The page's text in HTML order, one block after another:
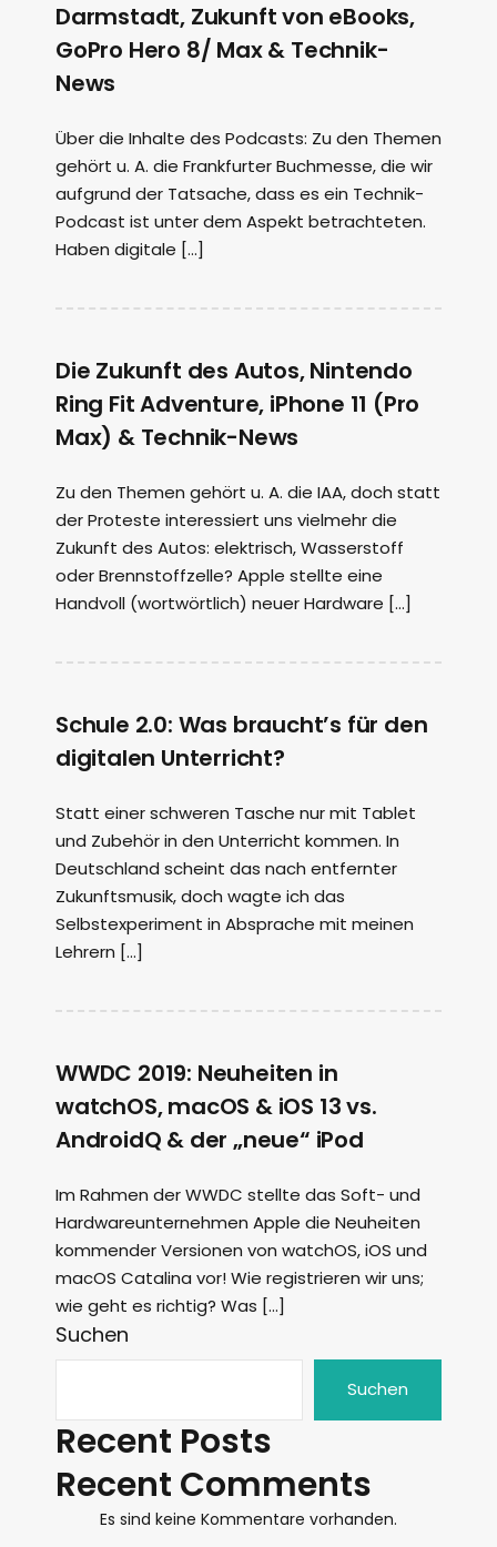
Darmstadt, Zukunft von eBooks,
GoPro Hero 8/ Max & Technik-
News
Über die Inhalte des Podcasts: Zu den Themen
gehört u. A. die Frankfurter Buchmesse, die wir
aufgrund der Tatsache, dass es ein Technik-
Podcast ist unter dem Aspekt betrachteten.
Haben digitale […]
Die Zukunft des Autos, Nintendo
Ring Fit Adventure, iPhone 11 (Pro
Max) & Technik-News
Zu den Themen gehört u. A. die IAA, doch statt
der Proteste interessiert uns vielmehr die
Zukunft des Autos: elektrisch, Wasserstoff
oder Brennstoffzelle? Apple stellte eine
Handvoll (wortwörtlich) neuer Hardware […]
Schule 2.0: Was braucht’s für den
digitalen Unterricht?
Statt einer schweren Tasche nur mit Tablet
und Zubehör in den Unterricht kommen. In
Deutschland scheint das nach entfernter
Zukunftsmusik, doch wagte ich das
Selbstexperiment in Absprache mit meinen
Lehrern […]
WWDC 2019: Neuheiten in
watchOS, macOS & iOS 13 vs.
AndroidQ & der „neue“ iPod
Im Rahmen der WWDC stellte das Soft- und
Hardwareunternehmen Apple die Neuheiten
kommender Versionen von watchOS, iOS und
macOS Catalina vor! Wie registrieren wir uns;
wie geht es richtig? Was […]
Suchen
Suchen
Recent Posts
Recent Comments
Es sind keine Kommentare vorhanden.